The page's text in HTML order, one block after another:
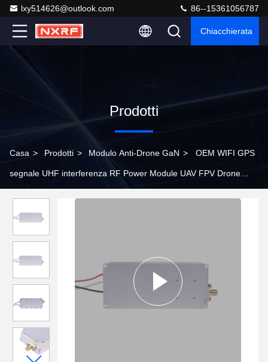
lxy514626@outlook.com 86--15361056787
Chiacchierata
Prodotti
Casa > Prodotti > Modulo Anti-Drone GaN > OEM WIFI GPS
segnale UHF interferenza RF Power Module UAV FPV Drone